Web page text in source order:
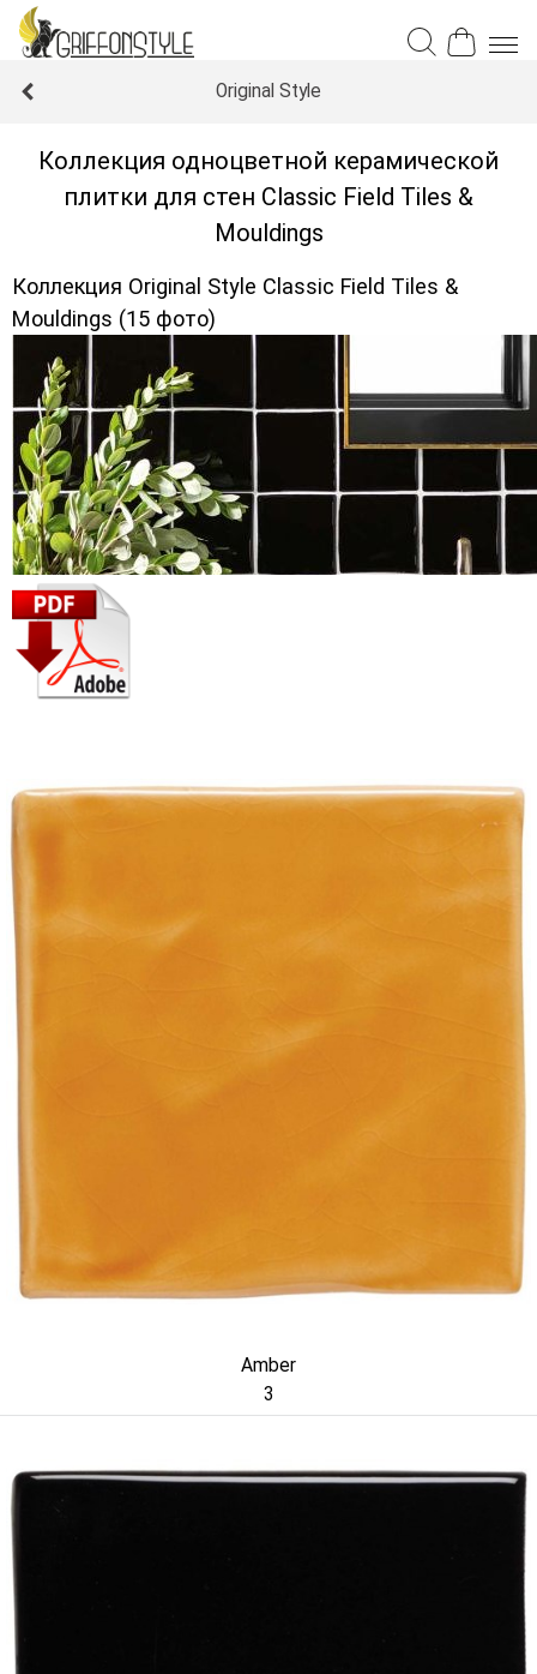
Original Style
Коллекция одноцветной керамической
плитки для стен Classic Field Tiles &
Mouldings
Коллекция Original Style Classic Field Tiles &
Mouldings (15 фото)
Amber
3